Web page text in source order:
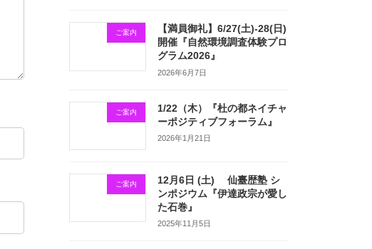
ご案内
【満員御礼】6/27(土)-28(日)
開催『自然環境調査体験プロ
グラム2026』
2026年6月7日
ご案内
1/22（木）『杜の都ネイチャ
ーポジティブフォーラム』
2026年1月21日
ご案内
12月6日 (土) 仙臺歴塾 シ
ンポジウム『伊達政宗が愛し
た石巻』
2025年11月5日